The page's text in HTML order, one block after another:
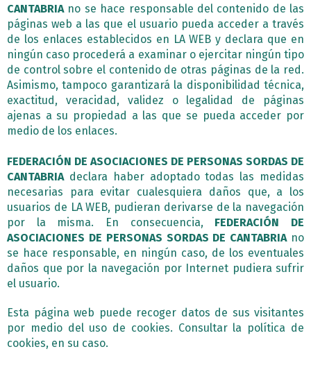
CANTABRIA no se hace responsable del contenido de las
páginas web a las que el usuario pueda acceder a través
de los enlaces establecidos en LA WEB y declara que en
ningún caso procederá a examinar o ejercitar ningún tipo
de control sobre el contenido de otras páginas de la red.
Asimismo, tampoco garantizará la disponibilidad técnica,
exactitud, veracidad, validez o legalidad de páginas
ajenas a su propiedad a las que se pueda acceder por
medio de los enlaces.
FEDERACIÓN DE ASOCIACIONES DE PERSONAS SORDAS DE
CANTABRIAdeclara haber adoptado todas las medidas
necesarias para evitar cualesquiera daños que, a los
usuarios de LA WEB, pudieran derivarse de la navegación
por la misma. En consecuencia, FEDERACIÓN DE
ASOCIACIONES DE PERSONAS SORDAS DE CANTABRIAno
se hace responsable, en ningún caso, de los eventuales
daños que por la navegación por Internet pudiera sufrir
el usuario.
Esta página web puede recoger datos de sus visitantes
por medio del uso de cookies. Consultar la política de
cookies, en su caso.